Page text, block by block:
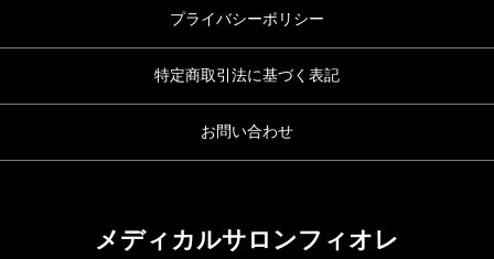
プライバシーポリシー
特定商取引法に基づく表記
お問い合わせ
メディカルサロンフィオレ